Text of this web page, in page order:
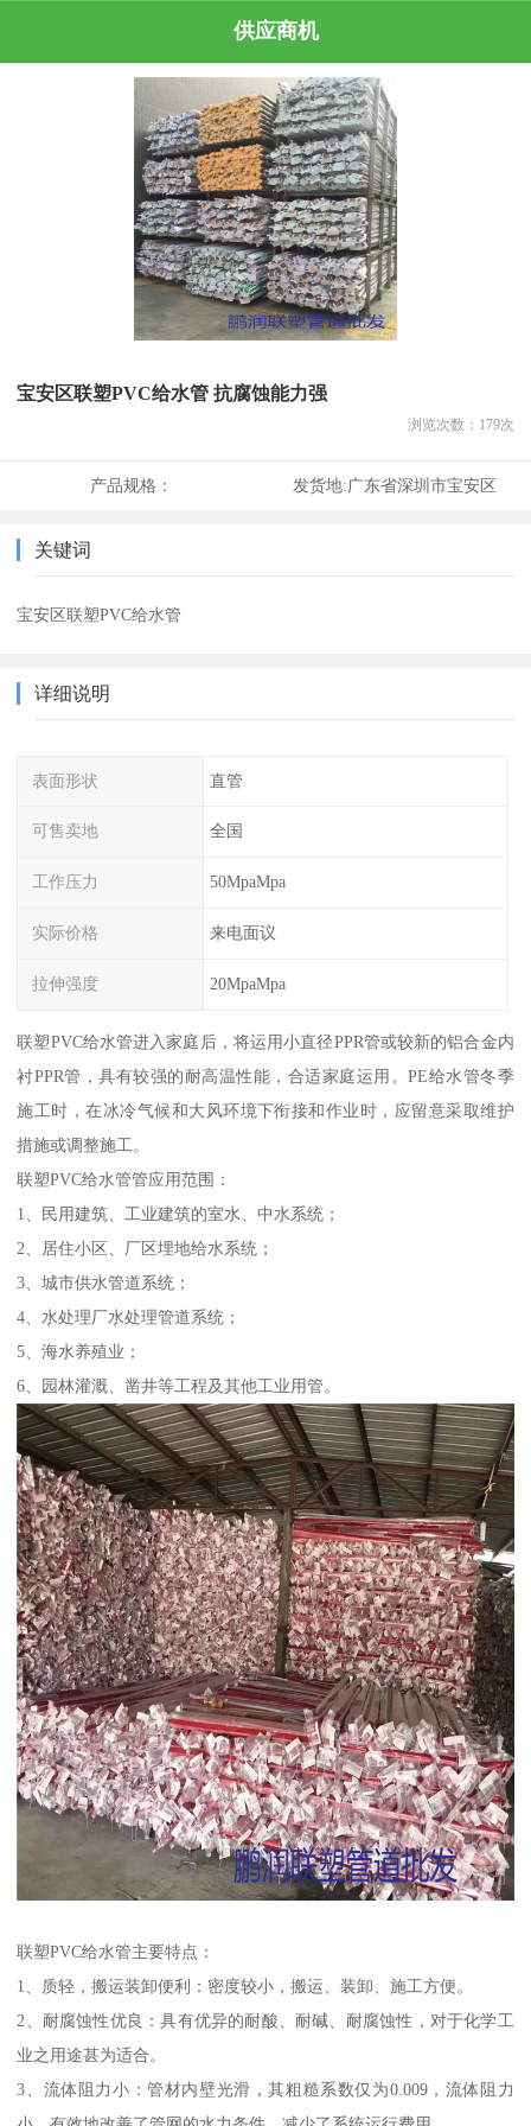
供应商机
宝安区联塑PVC给水管 抗腐蚀能力强
浏览次数： 179次
产品规格： 发货地:广东省深圳市宝安区
关键词
宝安区联塑PVC给水管
详细说明
表面形状 直管
可售卖地 全国
工作压力 50MpaMpa
实际价格 来电面议
拉伸强度 20MpaMpa
联塑PVC给水管进入家庭后，将运用小直径PPR管或较新的铝合金内
衬PPR管，具有较强的耐高温性能，合适家庭运用。PE给水管冬季
施工时，在冰冷气候和大风环境下衔接和作业时，应留意采取维护
措施或调整施工。
联塑PVC给水管管应用范围：
1、民用建筑、工业建筑的室水、中水系统；
2、居住小区、厂区埋地给水系统；
3、城市供水管道系统；
4、水处理厂水处理管道系统；
5、海水养殖业；
6、园林灌溉、凿井等工程及其他工业用管。
联塑PVC给水管主要特点：
1、质轻，搬运装卸便利：密度较小，搬运、装卸、施工方便。
2、耐腐蚀性优良：具有优异的耐酸、耐碱、耐腐蚀性，对于化学工
业之用途甚为适合。
3、流体阻力小：管材内壁光滑，其粗糙系数仅为0.009，流体阻力